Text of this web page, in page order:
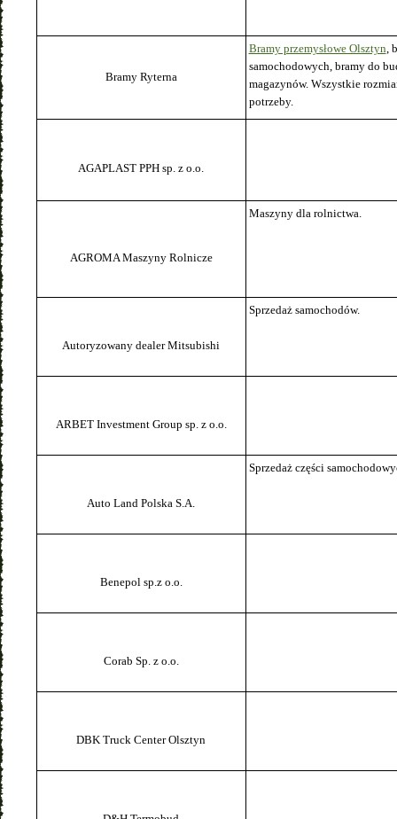
Bramy Ryterna
Bramy przemysłowe Olsztyn,
samochodowych, bramy do
magazynów. Wszystkie
potrzeby.
AGAPLAST PPH sp. z o.o.
AGROMA Maszyny Rolnicze
Maszyny dla rolnictwa.
Autoryzowany dealer Mitsubishi
Sprzedaż samochodów.
ARBET Investment Group sp. z o.o.
Auto Land Polska S.A.
Sprzedaż części
Benepol sp.z o.o.
Corab Sp. z o.o.
DBK Truck Center Olsztyn